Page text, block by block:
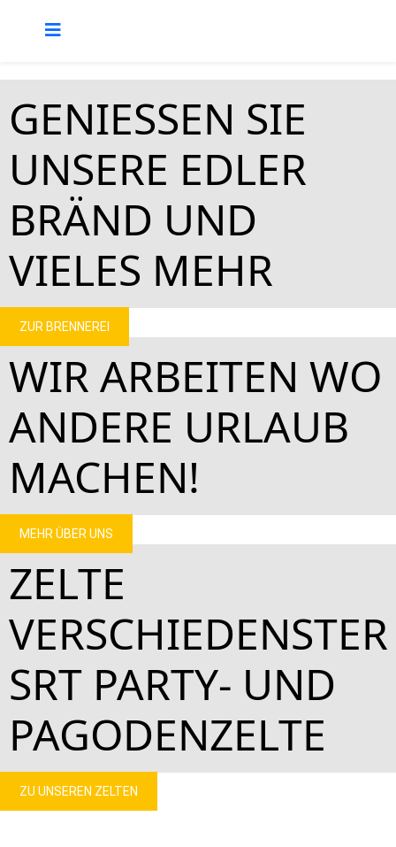
GENIESSEN SIE
UNSERE EDLER
BRÄND UND
VIELES MEHR
ZUR BRENNEREI
WIR ARBEITEN WO
ANDERE URLAUB
MACHEN!
MEHR ÜBER UNS
ZELTE
VERSCHIEDENSTER
SRT PARTY- UND
PAGODENZELTE
ZU UNSEREN ZELTEN